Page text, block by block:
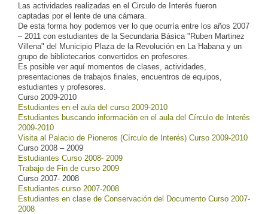
Las actividades realizadas en el Circulo de Interés fueron
captadas por el lente de una cámara.
De esta forma hoy podemos ver lo que ocurría entre los años 2007
– 2011 con estudiantes de la Secundaria Básica "Ruben Martinez
Villena" del Municipio Plaza de la Revolución en La Habana y un
grupo de bibliotecarios convertidos en profesores.
Es posible ver aquí momentos de clases, actividades,
presentaciones de trabajos finales, encuentros de equipos,
estudiantes y profesores.
Curso 2009-2010
Estudiantes en el aula del curso 2009-2010
Estudiantes buscando información en el aula del Círculo de Interés
2009-2010
Visita al Palacio de Pioneros (Círculo de Interés) Curso 2009-2010
Curso 2008 – 2009
Estudiantes Curso 2008- 2009
Trabajo de Fin de curso 2009
Curso 2007- 2008
Estudiantes curso 2007-2008
Estudiantes en clase de Conservación del Documento Curso 2007-
2008